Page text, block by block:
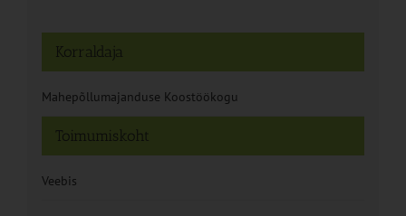
Toimumiskoht
Veebis
Korraldaja
Mahepõllumajanduse Koostöökogu